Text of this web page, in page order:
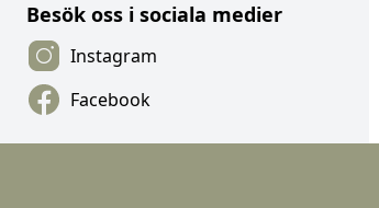
Besök oss i sociala medier
Instagram
Facebook